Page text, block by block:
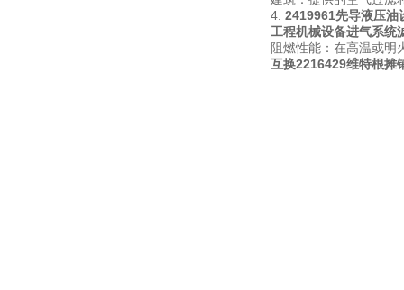
4. 2419961先导液压油
工程机械设备进气系统
阻燃性能：在高温或明
互换2216429维特根摊